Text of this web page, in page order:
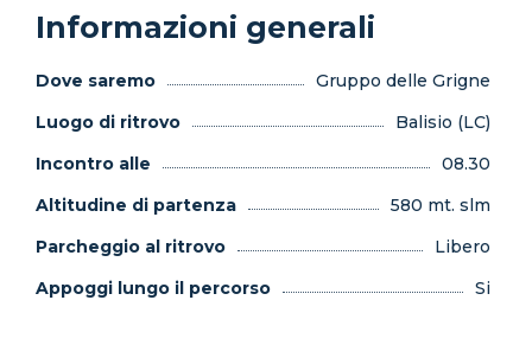
Informazioni generali
Dove saremo
Gruppo delle Grigne
Luogo di ritrovo
Balisio (LC)
Incontro alle
08.30
Altitudine di partenza
580 mt. slm
Parcheggio al ritrovo
Libero
Appoggi lungo il percorso
Si